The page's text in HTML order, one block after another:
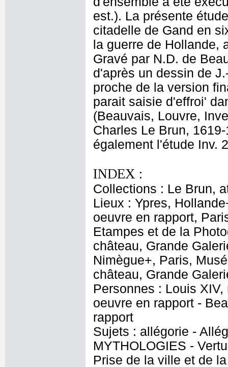
est.). La présente
citadelle de Gand en
la guerre de Hollande,
Gravé par N.D. de
d'après un dessin de
proche de la version
parait saisie d'effroi'
(Beauvais, Louvre,
Charles Le Brun,
également l'étude Inv.
INDEX :
Collections : Le Brun,
Lieux : Ypres,
oeuvre en rapport,
Etampes et de la
château, Grande
Nimègue+, Paris,
château, Grande
Personnes : Louis
oeuvre en rapport -
rapport
Sujets : allégorie -
MYTHOLOGIES -
Prise de la ville et de